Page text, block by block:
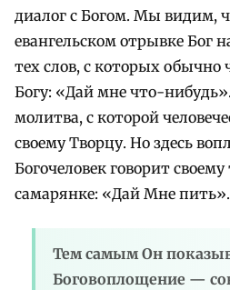
диалог с Богом. Мы видим,
евангельском отрывке Бог
тех слов, с которых обычно
Богу: «Дай мне что-
молитва, с которой
своему Творцу. Но здесь
Богочеловек говорит
самарянке: «Дай Мне пить».
Тем самым Он
Боговоплощение —